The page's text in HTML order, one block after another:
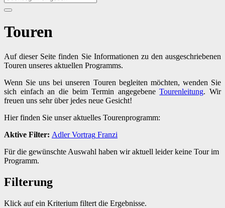
Touren
Auf dieser Seite finden Sie Informationen zu den ausgeschriebenen
Touren unseres aktuellen Programms.
Wenn Sie uns bei unseren Touren begleiten möchten, wenden Sie
sich einfach an die beim Termin angegebeneTourenleitung. Wir
freuen uns sehr über jedes neue Gesicht!
Hier finden Sie unser aktuelles Tourenprogramm:
Aktive Filter: AdlerVortrag Franzi
Für die gewünschte Auswahl haben wir aktuell leider keine Tour im
Programm.
Filterung
Klick auf ein Kriterium filtert die Ergebnisse.